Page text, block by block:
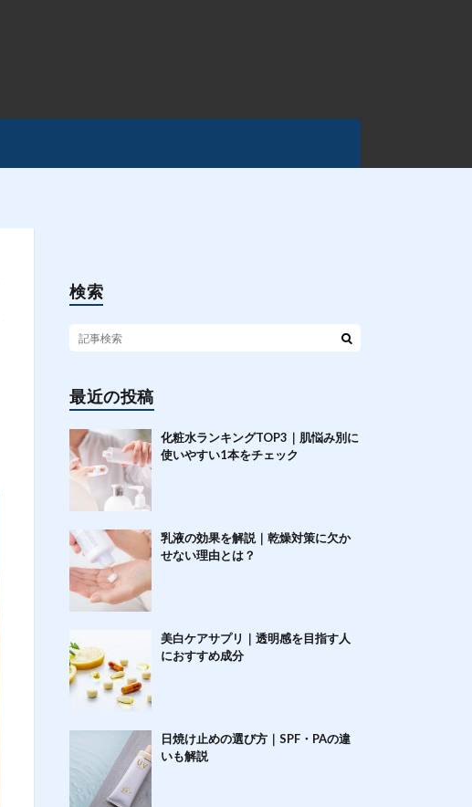
検索
最近の投稿
化粧水ランキングTOP3｜肌悩み別に
使いやすい1本をチェック
乳液の効果を解説｜乾燥対策に欠か
せない理由とは？
美白ケアサプリ｜透明感を目指す人
におすすめ成分
日焼け止めの選び方｜SPF・PAの違
いも解説